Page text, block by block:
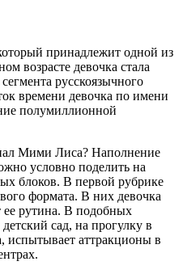
принадлежит одной из
возрасте девочка стала
русскоязычного
времени девочка по имени
полумиллионной
Мими Лиса? Наполнение
условно поделить на
блоков. В первой рубрике
формата. В них девочка
ее рутина. В подобных
сад, на прогулку в
испытывает аттракционы в